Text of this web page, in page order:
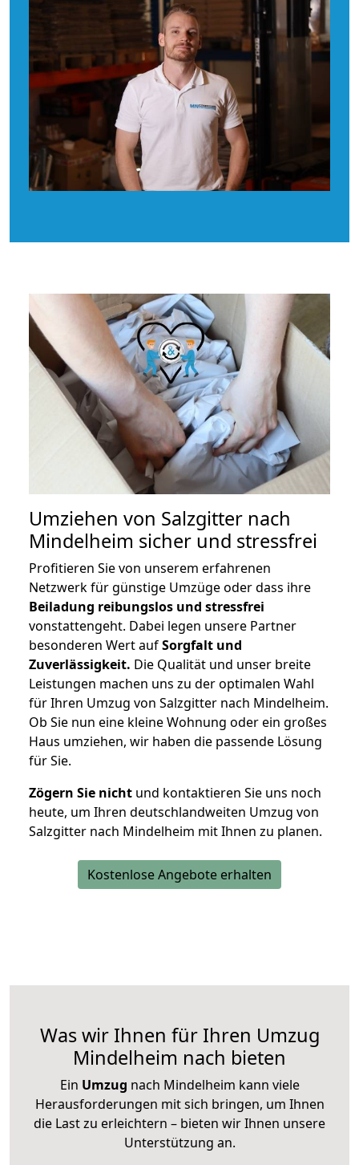
Umziehen von Salzgitter nach
Mindelheim sicher und stressfrei
Profitieren Sie von unserem erfahrenen
Netzwerk für günstige Umzüge oder dass ihre
Beiladung reibungslos und stressfrei
vonstattengeht. Dabei legen unsere Partner
besonderen Wert aufSorgfalt und
Zuverlässigkeit. Die Qualität und unser breite
Leistungen machen uns zu der optimalen Wahl
für Ihren Umzug von Salzgitter nach Mindelheim.
Ob Sie nun eine kleine Wohnung oder ein großes
Haus umziehen, wir haben die passende Lösung
für Sie.
Zögern Sie nicht und kontaktieren Sie uns noch
heute, um Ihren deutschlandweiten Umzug von
Salzgitter nach Mindelheim mit Ihnen zu planen.
Kostenlose Angebote erhalten
Was wir Ihnen für Ihren Umzug
Mindelheim nach bieten
Ein Umzug nach Mindelheim kann viele
Herausforderungen mit sich bringen, um Ihnen
die Last zu erleichtern – bieten wir Ihnen unsere
Unterstützung an.